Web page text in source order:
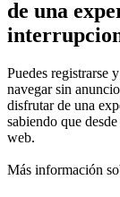
de una
Puedes registrarse
navegar sin
disfrutar de una
sabiendo que desde
web.
Más información